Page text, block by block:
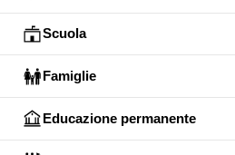
Scuola
Famiglie
Educazione permanente